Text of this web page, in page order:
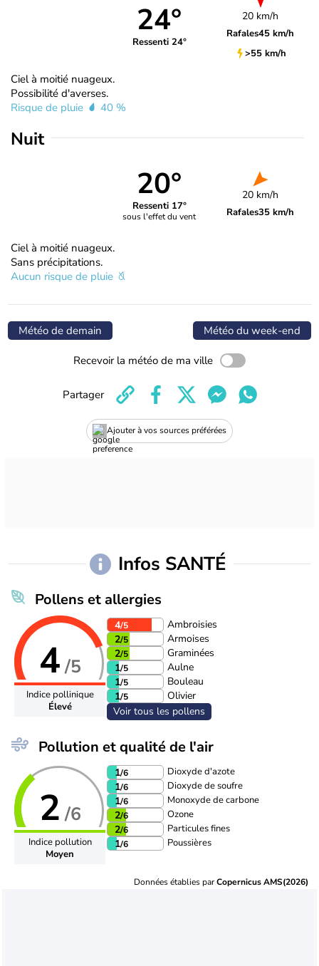
24°
Ressenti 24°
20 km/h
Rafales45 km/h
>55 km/h
Ciel à moitié nuageux.
Possibilité d'averses.
Risque de pluie
40 %
Nuit
20°
Ressenti 17°
sous l'effet du vent
20 km/h
Rafales35 km/h
Ciel à moitié nuageux.
Sans précipitations.
Aucun risque de pluie
Météo de demain Météo du week-end
Recevoir la météo de ma ville
Ajouter à vos sources préférées
Partager
Infos SANTÉ
Pollens et allergies
4/5
Indice pollinique
Élevé
4/5
Ambroisies
2/5
Armoises
2/5
Graminées
1/5
Aulne
1/5
Bouleau
1/5
Olivier
Voir tous les pollens
Pollution et qualité de l'air
2 /6
Indice pollution
Moyen
1/6 Dioxyde d'azote
1/6 Dioxyde de soufre
1/6 Monoxyde de carbone
2/6 Ozone
2/6 Particules fines
1/6 Poussières
Données établies parCopernicus AMS(2026)